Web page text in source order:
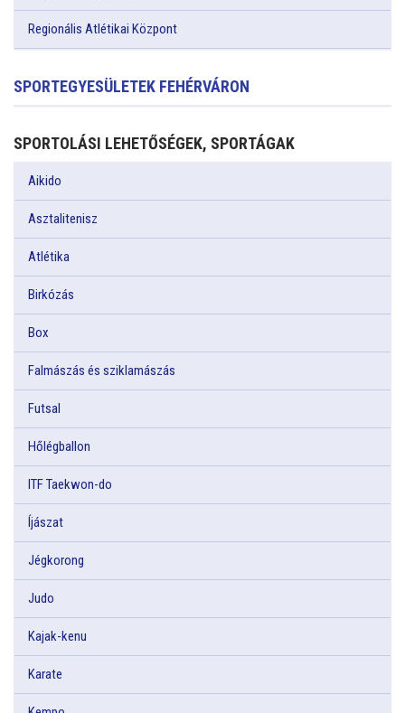
Regionális Atlétikai Központ
SPORTEGYESÜLETEK FEHÉRVÁRON
SPORTOLÁSI LEHETŐSÉGEK, SPORTÁGAK
Aikido
Asztalitenisz
Atlétika
Birkózás
Box
Falmászás és sziklamászás
Futsal
Hőlégballon
ITF Taekwon-do
Íjászat
Jégkorong
Judo
Kajak-kenu
Karate